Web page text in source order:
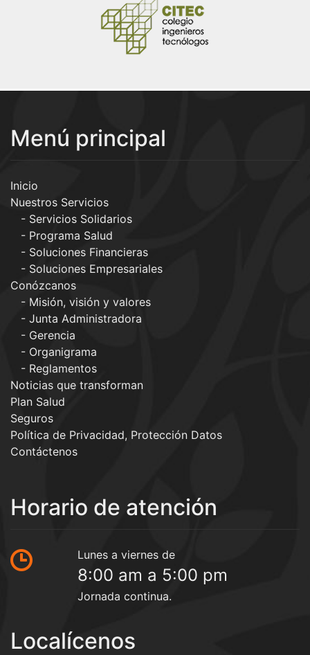
Menú principal
Inicio
Nuestros Servicios
Servicios Solidarios
Programa Salud
Soluciones Financieras
Soluciones Empresariales
Conózcanos
Misión, visión y valores
Junta Administradora
Gerencia
Organigrama
Reglamentos
Noticias que transforman
Plan Salud
Seguros
Política de Privacidad, Protección Datos
Contáctenos
Horario de atención
Lunes a viernes de
8:00 am a 5:00 pm
Jornada continua.
Localícenos